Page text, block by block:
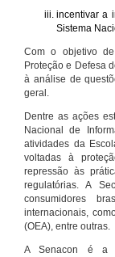
incentivar a
Sistema
Com o objetivo
Proteção e Defesa
à análise de
geral.
Dentre as ações
Nacional de
atividades da
voltadas à
repressão às
regulatórias. A
consumidores
internacionais,
(OEA), entre outras.
A Senacon é a